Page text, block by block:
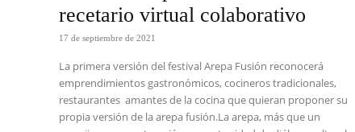
recetario virtual colaborativo
17 de septiembre de 2021
La primera versión del festival Arepa Fusión reconocerá
emprendimientos gastronómicos, cocineros tradicionales,
restaurantes amantes de la cocina que quieran proponer su
propia versión de la arepa fusión.La arepa, más que un